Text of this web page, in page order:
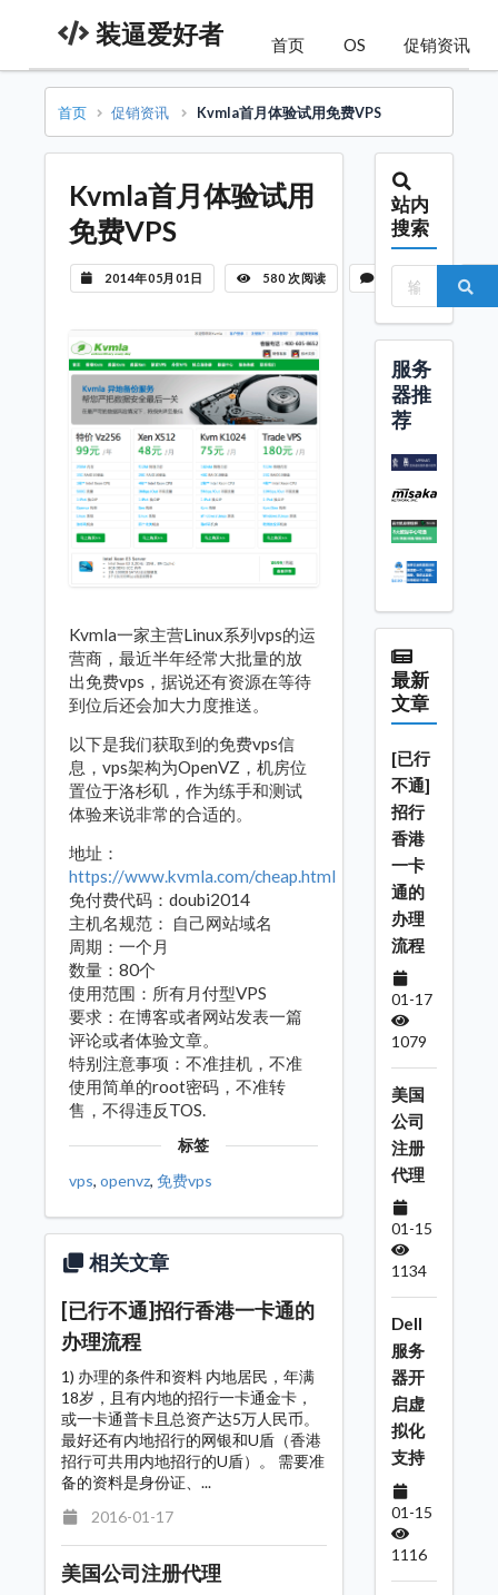
装逼爱好者 首页 OS 促销资讯
首页 促销资讯 Kvmla首月体验试用免费VPS
Kvmla首月体验试用
免费VPS
2014年05月01日 580 次阅读 暂无评论
Kvmla一家主营Linux系列vps的运
营商，最近半年经常大批量的放
出免费vps，据说还有资源在等待
到位后还会加大力度推送。
以下是我们获取到的免费vps信
息，vps架构为OpenVZ，机房位
置位于洛杉矶，作为练手和测试
体验来说非常的合适的。
地址：
https://www.kvmla.com/cheap.html
免付费代码：doubi2014
主机名规范： 自己网站域名
周期：一个月
数量：80个
使用范围：所有月付型VPS
要求：在博客或者网站发表一篇
评论或者体验文章。
特别注意事项：不准挂机，不准
使用简单的root密码，不准转
售，不得违反TOS.
标签
vps,openvz,免费vps
相关文章
[已行不通]招行香港一卡通的
办理流程
1) 办理的条件和资料 内地居民，年满
18岁，且有内地的招行一卡通金卡，
或一卡通普卡且总资产达5万人民币。
最好还有内地招行的网银和U盾（香港
招行可共用内地招行的U盾）。 需要准
备的资料是身份证、...
2016-01-17
美国公司注册代理
站内
搜索
服务
器推
荐
最新
文章
[已行
不通]
招行
香港
一卡
通的
办理
流程
01-17
1079
美国
公司
注册
代理
01-15
1134
Dell
服务
器开
启虚
拟化
支持
01-15
1116